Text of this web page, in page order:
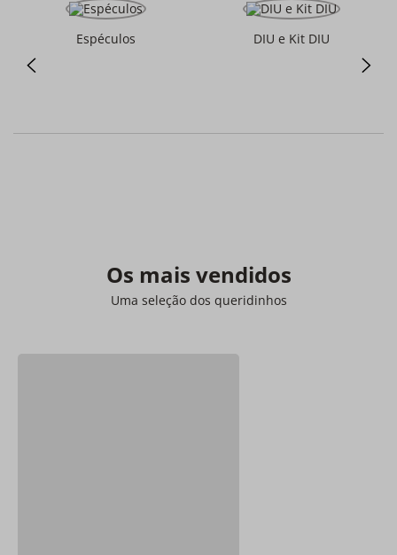
Espéculos DIU e Kit DIU
Os mais vendidos
Uma seleção dos queridinhos